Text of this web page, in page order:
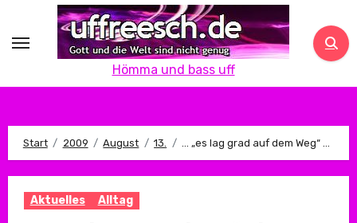
Hömma und bass uff
Start 2009 August 13. … „es lag grad auf dem Weg“ …
Aktuelles Alltag